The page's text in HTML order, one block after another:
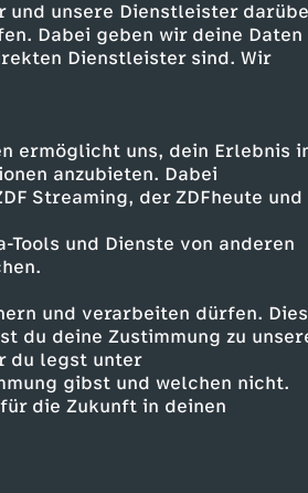
unsere Dienstleister
Dabei geben wir deine Daten
Dienstleister sind. Wir
ermöglicht uns, dein Erlebnis
anzubieten. Dabei
Streaming, der ZDFheute und
und Dienste von anderen
und verarbeiten dürfen. Dies
du deine Zustimmung zu
du legst unter
gibst und welchen nicht.
die Zukunft in deinen